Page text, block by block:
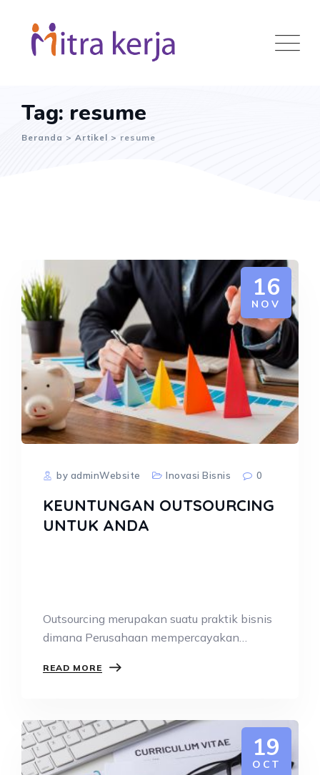
content
Tag: resume
Beranda > Artikel > resume
16
NOV
by adminWebsite Inovasi Bisnis 0
KEUNTUNGAN OUTSOURCING
UNTUK ANDA
Outsourcing merupakan suatu praktik bisnis
dimana Perusahaan mempercayakan
kepada pihak…
READ MORE
19
OCT